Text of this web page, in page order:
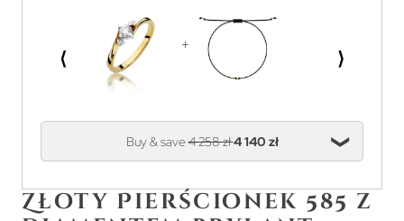
⟨ ⟩
Buy & save4 258 zł4 140 zł
Złoty Pierścionek 585 z